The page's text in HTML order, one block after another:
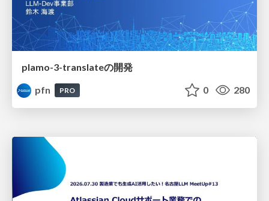
plamo-3-translateの開発
pfn
PRO 0 280